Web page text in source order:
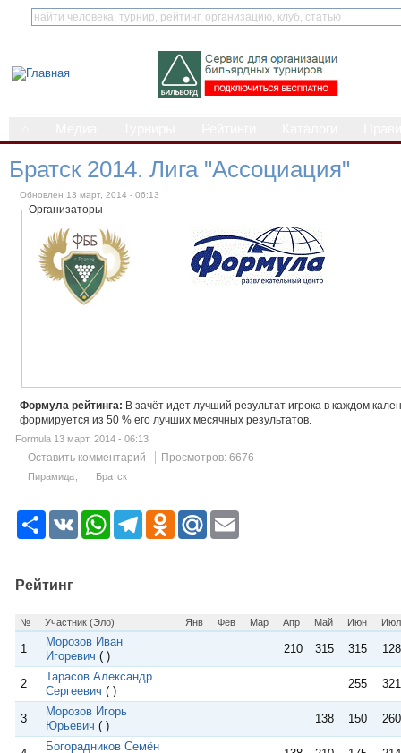
Братск 2014. Лига "Ассоциация"
Обновлен 13 март, 2014 - 06:13
Организаторы
Формула рейтинга: В зачёт идет лучший результат игрока в каждом
формируется из 50 % его лучших месячных результатов.
Formula 13 март, 2014 - 06:13
Оставить комментарий Просмотров: 6676
Пирамида Братск
Р
с
V
K
W
p
T
O
s
M
E
Рейтинг
№ Участник (Эло) Янв Фев Мар Апр Май Июн Июл
1
Морозов Иван
Игоревич ( )
210 315 315 128
2
Тарасов Александр
Сергеевич ( )
255 321
3
Морозов Игорь
Юрьевич ( )
138 150 260
Богорадников Семён